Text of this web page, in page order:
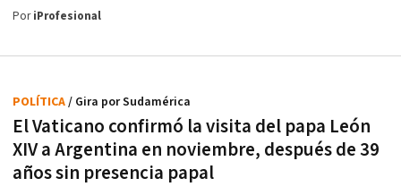
PoriProfesional
El Vaticano confirmó la visita del papa León
XIV a Argentina en noviembre, después de 39
años sin presencia papal
POLÍTICA/ Gira por Sudamérica